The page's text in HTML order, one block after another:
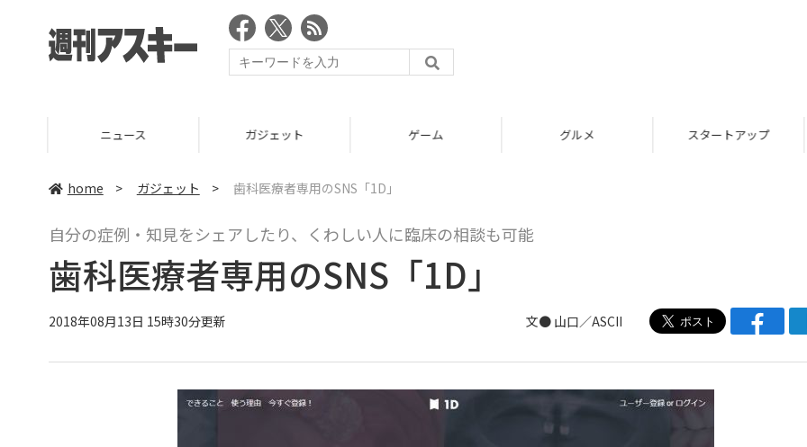
ガジェット スタートアップ
home > ガジェット > 歯科医療者専用のSNS「1D」
自分の症例・知見をシェアしたり、くわしい人に臨床の相談も可能
歯科医療者専用のSNS「1D」
2018年08月13日 15時30分更新 文● 山口／ASCII